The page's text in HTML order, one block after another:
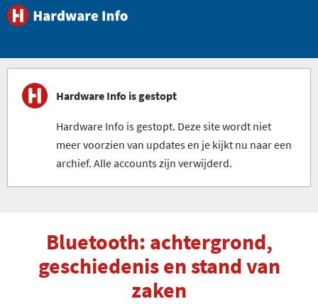
Hardware Info is gestopt
Hardware Info is gestopt. Deze site wordt niet
meer voorzien van updates en je kijkt nu naar een
archief. Alle accounts zijn verwijderd.
Bluetooth: achtergrond,
geschiedenis en stand van
zaken